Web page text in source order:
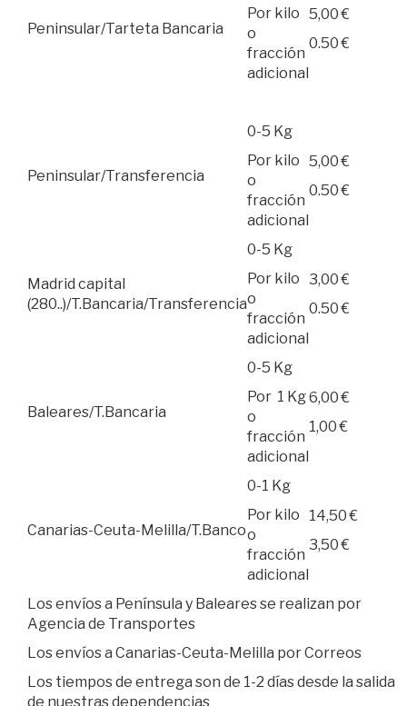
Peninsular/Tarteta Bancaria
Por kilo
o
fracción
adicional
5,00 €
0.50 €
Peninsular/Transferencia
0-5 Kg
Por kilo
o
fracción
adicional
5,00 €
0.50 €
Madrid capital
(280..)/T.Bancaria/Transferencia
0-5 Kg
Por kilo
o
fracción
adicional
3,00 €
0.50 €
Baleares/T.Bancaria
0-5 Kg
Por 1 Kg
o
fracción
adicional
6,00 €
1,00 €
Canarias-Ceuta-Melilla/T.Banco
0-1 Kg
Por kilo
o
fracción
adicional
14,50 €
3,50 €
Los envíos a Península y Baleares se realizan por
Agencia de Transportes
Los envíos a Canarias-Ceuta-Melilla por Correos
Los tiempos de entrega son de 1-2 días desde la salida
de nuestras dependencias